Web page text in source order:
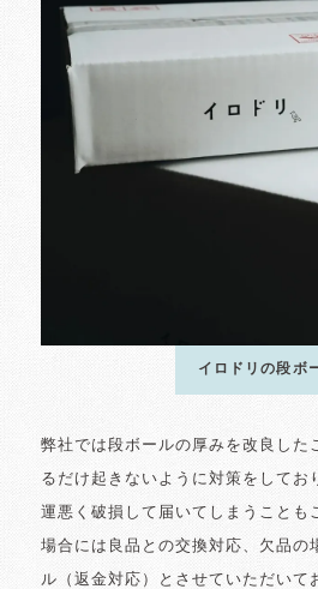
イロドリの段ボ
弊社では段ボールの厚みを改良した
るだけ起きないように対策をしてお
運悪く破損して届いてしまうことも
場合には良品との交換対応、欠品の
ル（返金対応）とさせていただいて